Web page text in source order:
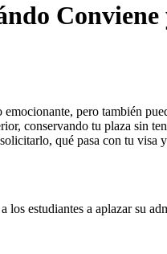
Conviene
pero también
conservando tu plaza sin
qué pasa con tu
estudiantes a aplazar su